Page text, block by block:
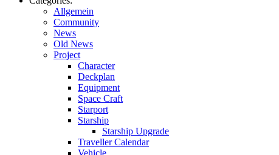
Allgemein
Community
News
Old News
Project
Character
Deckplan
Equipment
Space Craft
Starport
Starship
Starship Upgrade
Traveller Calendar
Vehicle